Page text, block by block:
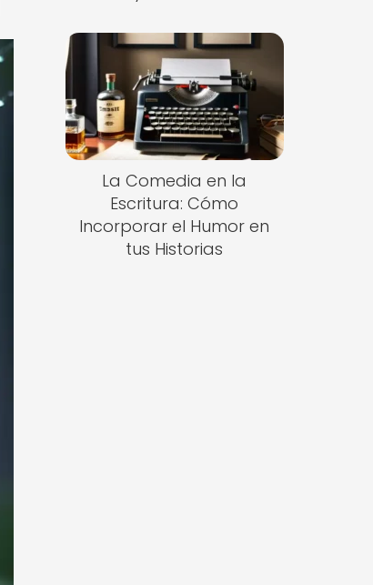
La Comedia en la
Escritura: Cómo
Incorporar el Humor en
tus Historias